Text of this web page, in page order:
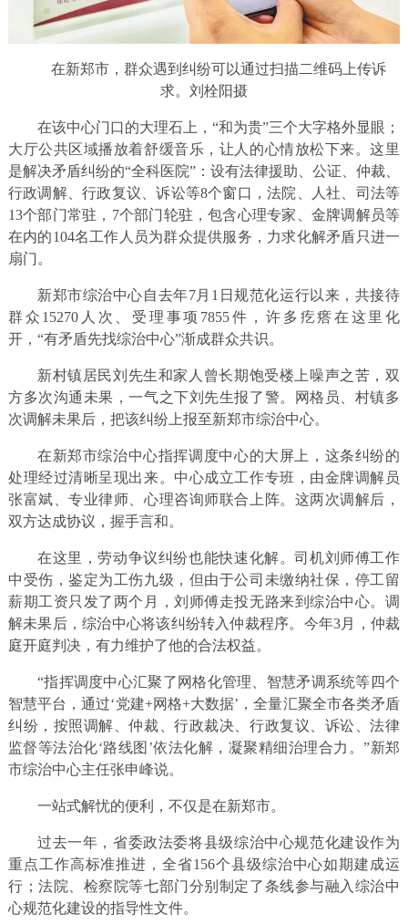
在新郑市，群众遇到纠纷可以通过扫描二维码上传诉
求。刘栓阳摄
在该中心门口的大理石上，“和为贵”三个大字格外显眼；
大厅公共区域播放着舒缓音乐，让人的心情放松下来。这里
是解决矛盾纠纷的“全科医院”：设有法律援助、公证、仲裁、
行政调解、行政复议、诉讼等8个窗口，法院、人社、司法等
13个部门常驻，7个部门轮驻，包含心理专家、金牌调解员等
在内的104名工作人员为群众提供服务，力求化解矛盾只进一
扇门。
新郑市综治中心自去年7月1日规范化运行以来，共接待
群众15270人次、受理事项7855件，许多疙瘩在这里化
开，“有矛盾先找综治中心”渐成群众共识。
新村镇居民刘先生和家人曾长期饱受楼上噪声之苦，双
方多次沟通未果，一气之下刘先生报了警。网格员、村镇多
次调解未果后，把该纠纷上报至新郑市综治中心。
在新郑市综治中心指挥调度中心的大屏上，这条纠纷的
处理经过清晰呈现出来。中心成立工作专班，由金牌调解员
张富斌、专业律师、心理咨询师联合上阵。这两次调解后，
双方达成协议，握手言和。
在这里，劳动争议纠纷也能快速化解。司机刘师傅工作
中受伤，鉴定为工伤九级，但由于公司未缴纳社保，停工留
薪期工资只发了两个月，刘师傅走投无路来到综治中心。调
解未果后，综治中心将该纠纷转入仲裁程序。今年3月，仲裁
庭开庭判决，有力维护了他的合法权益。
“指挥调度中心汇聚了网格化管理、智慧矛调系统等四个
智慧平台，通过‘党建+网格+大数据’，全量汇聚全市各类矛盾
纠纷，按照调解、仲裁、行政裁决、行政复议、诉讼、法律
监督等法治化‘路线图’依法化解，凝聚精细治理合力。”新郑
市综治中心主任张申峰说。
一站式解忧的便利，不仅是在新郑市。
过去一年，省委政法委将县级综治中心规范化建设作为
重点工作高标准推进，全省156个县级综治中心如期建成运
行；法院、检察院等七部门分别制定了条线参与融入综治中
心规范化建设的指导性文件。